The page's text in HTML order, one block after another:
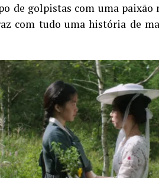
de golpistas com uma paixão
com tudo uma história de